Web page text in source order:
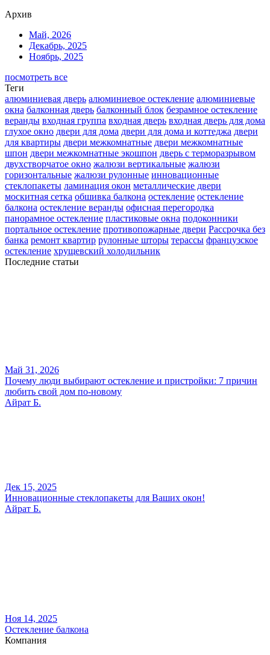
Архив
Май, 2026
Декабрь, 2025
Ноябрь, 2025
посмотреть все
Теги
алюминиевая дверь алюминиевое остекление алюминиевые
окна балконная дверь балконный блок безрамное остекление
веранды входная группа входная дверь входная дверь для дома
глухое окно двери для дома двери для дома и коттеджа двери
для квартиры двери межкомнатные двери межкомнатные
шпон двери межкомнатные экошпон дверь с терморазрывом
двухстворчатое окно жалюзи вертикальные жалюзи
горизонтальные жалюзи рулонные инновационные
стеклопакеты ламинация окон металлические двери
москитная сетка обшивка балкона остекление остекление
балкона остекление веранды офисная перегородка
панорамное остекление пластиковые окна подоконники
портальное остекление противопожарные двери Рассрочка без
банка ремонт квартир рулонные шторы терассы французское
остекление хрущевский холодильник
Последние статьи
Май 31, 2026
Почему люди выбирают остекление и пристройки: 7 причин
любить свой дом по-новому
Айрат Б.
Дек 15, 2025
Инновационные стеклопакеты для Ваших окон!
Айрат Б.
Ноя 14, 2025
Остекление балкона
Компания